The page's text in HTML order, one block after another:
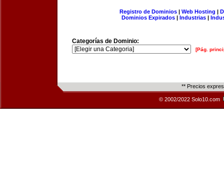
Registro de Dominios| Web Hosting |
Dominios Expirados | Industrias |
Categorías de Dominio:
[Pág.
** Precios
© 2002/2022 Solo10.com